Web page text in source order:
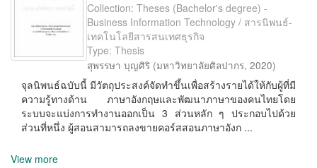
Collection: Theses (Bachelor's degree) -
Business Information Technology / สารนิพนธ์-
เทคโนโลยีสารสนเทศธุรกิจ
Type: Thesis
สุพรรษา บุญศิริ (มหาวิทยาลัยศิลปากร, 2020)
จุลนิพนธ์ฉบับนี้ มีวัตถุประสงค์จัดทําขึ้นเพื่อสร้างรายได้ให้กับผู้ที่มี
ความรู้ทางด้าน ภาษาอังกฤษและพัฒนาภาษาของคนไทยโดย
ระบบจะแบ่งการทํางานออกเป็น 3 ส่วนหลัก ๆ ประกอบไปด้วย
ส่วนที่หนึ่ง ผู้สอนสามารถลงขายคอร์สสอนภาษาอังก ...
View more